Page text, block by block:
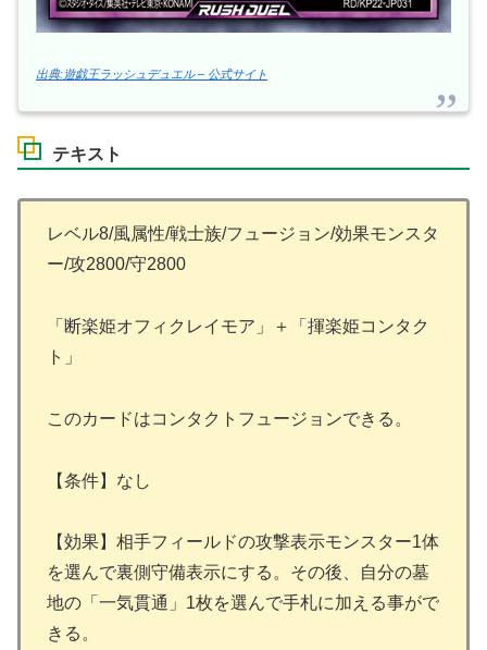
出典:遊戯王ラッシュデュエル – 公式サイト
テキスト
レベル8/風属性/戦士族/フュージョン/効果モンスタ
ー/攻2800/守2800
「断楽姫オフィクレイモア」＋「揮楽姫コンタク
ト」
このカードはコンタクトフュージョンできる。
【条件】なし
【効果】相手フィールドの攻撃表示モンスター1体
を選んで裏側守備表示にする。その後、自分の墓
地の「一気貫通」1枚を選んで手札に加える事がで
きる。